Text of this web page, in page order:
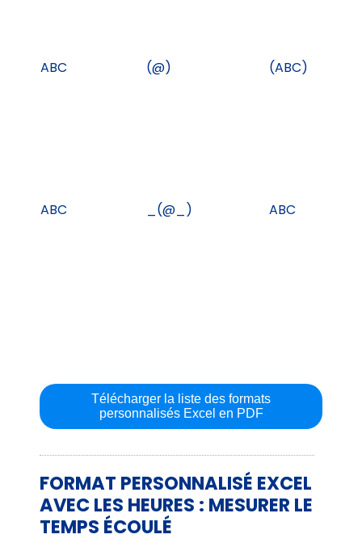
ABC (@) (ABC)
ABC _(@_) ABC
Télécharger la liste des formats
personnalisés Excel en PDF
FORMAT PERSONNALISÉ EXCEL
AVEC LES HEURES : MESURER LE
TEMPS ÉCOULÉ